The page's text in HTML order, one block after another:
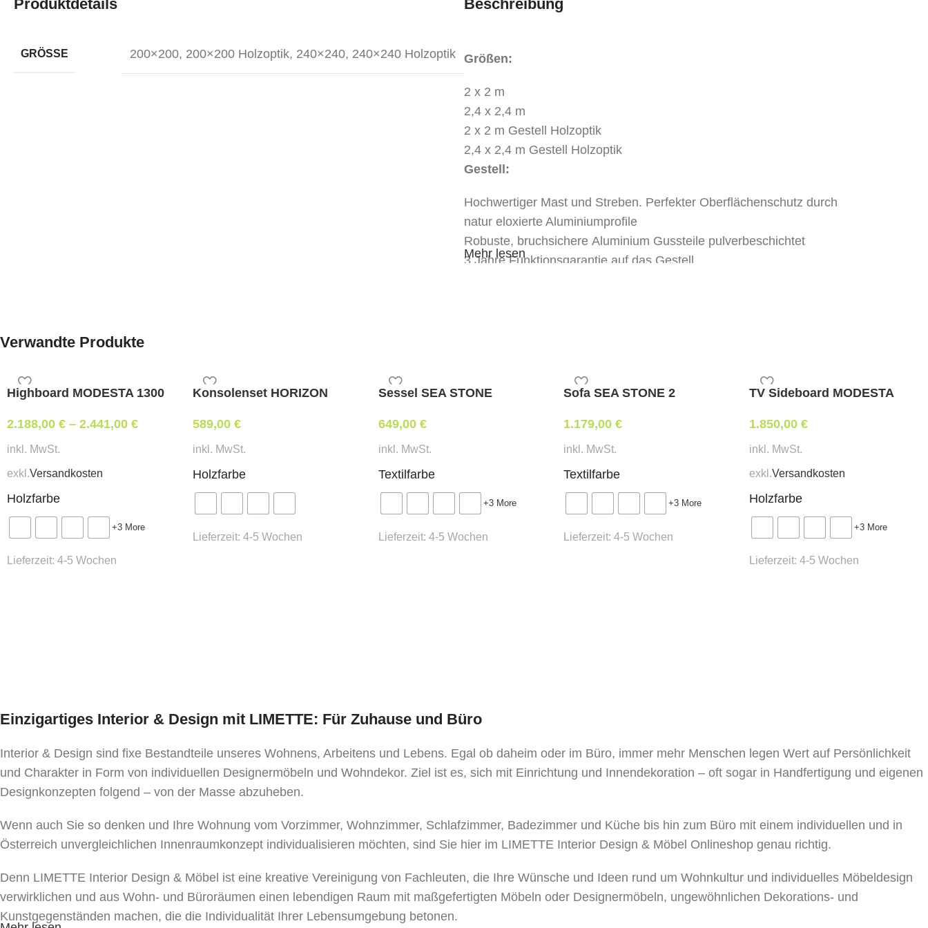
Produktdetails
GRÖSSE 200×200, 200×200 Holzoptik, 240×240, 240×240 Holzoptik
Beschreibung
Größen:
2 x 2 m
2,4 x 2,4 m
2 x 2 m Gestell Holzoptik
2,4 x 2,4 m Gestell Holzoptik
Gestell:
Hochwertiger Mast und Streben. Perfekter Oberflächenschutz durch
natur eloxierte Aluminiumprofile
Robuste, bruchsichere Aluminium Gussteile pulverbeschichtet
3 Jahre Funktionsgarantie auf das Gestell
Gewicht 180 g/m²
Bezug abnehmbar
Größen/Eigenschaften:
Größe – Bezug 200×200 cm 4 tlg. 300×300
Stock Ø 40 mm 50 mm
Durchgangshöhe
Schließhöhe 92 cm 92 cm
Mindestgewicht
Sockel
40 kg 50 kg
Mehr lesen
Verwandte Produkte
Highboard MODESTA 1300
2.188,00 € – 2.441,00 €
inkl. MwSt.
exkl.Versandkosten
Holzfarbe
+3 More
Lieferzeit: 4-5 Wochen
Konsolenset HORIZON
589,00 €
inkl. MwSt.
Holzfarbe
Lieferzeit: 4-5 Wochen
Sessel SEA STONE
649,00 €
inkl. MwSt.
Textilfarbe
+3 More
Lieferzeit: 4-5 Wochen
Sofa SEA STONE 2
1.179,00€
inkl. MwSt.
Textilfarbe
+3 More
Lieferzeit:4-5 Wochen
TV Sideboard MODESTA
1.850,00€
inkl. MwSt.
exkl.Versandkosten
Holzfarbe
+3 More
Lieferzeit:4-5 Wochen
Einzigartiges Interior & Design mit LIMETTE: Für Zuhause und Büro
Interior & Design sind fixe Bestandteile unseres Wohnens, Arbeitens und Lebens. Egal ob daheim oder im Büro, immer mehr Menschen legen Wert auf Persönlichkeit
und Charakter in Form von individuellen Designermöbeln und Wohndekor. Ziel ist es, sich mit Einrichtung und Innendekoration – oft sogar in Handfertigung und eigenen
Designkonzepten folgend – von der Masse abzuheben.
Wenn auch Sie so denken und Ihre Wohnung vom Vorzimmer, Wohnzimmer, Schlafzimmer, Badezimmer und Küche bis hin zum Büro mit einem individuellen und in
Österreich unvergleichlichen Innenraumkonzept individualisieren möchten, sind Sie hier im LIMETTE Interior Design & Möbel Onlineshop genau richtig.
Denn LIMETTE Interior Design & Möbel ist eine kreative Vereinigung von Fachleuten, die Ihre Wünsche und Ideen rund um Wohnkultur und individuelles Möbeldesign
verwirklichen und aus Wohn- und Büroräumen einen lebendigen Raum mit maßgefertigten Möbeln oder Designermöbeln, ungewöhnlichen Dekorations- und
Kunstgegenständen machen, die die Individualität Ihrer Lebensumgebung betonen.